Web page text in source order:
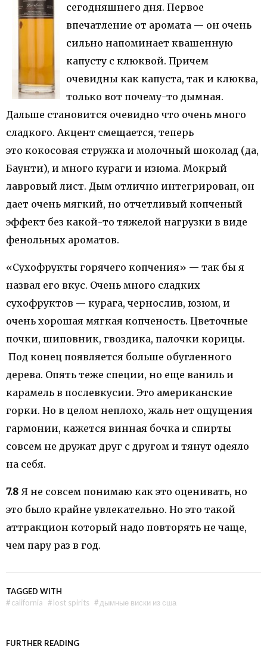
сегодняшнего дня. Первое
впечатление от аромата — он очень
сильно напоминает квашенную
капусту с клюквой. Причем
очевидны как капуста, так и клюква,
только вот почему-то дымная.
Дальше становится очевидно что очень много
сладкого. Акцент смещается, теперь
это кокосовая стружка и молочный шоколад (да,
Баунти), и много кураги и изюма. Мокрый
лавровый лист. Дым отлично интегрирован, он
дает очень мягкий, но отчетливый копченый
эффект без какой-то тяжелой нагрузки в виде
фенольных ароматов.
«Сухофрукты горячего копчения» — так бы я
назвал его вкус. Очень много сладких
сухофруктов — курага, чернослив, юзюм, и
очень хорошая мягкая копченость. Цветочные
почки, шиповник, гвоздика, палочки корицы.
Под конец появляется больше обугленного
дерева. Опять теже специи, но еще ваниль и
карамель в послевкусии. Это американские
горки. Но в целом неплохо, жаль нет ощущения
гармонии, кажется винная бочка и спирты
совсем не дружат друг с другом и тянут одеяло
на себя.
7.8 Я не совсем понимаю как это оценивать, но
это было крайне увлекательно. Но это такой
аттракцион который надо повторять не чаще,
чем пару раз в год.
TAGGED WITH
#california #lost spirits #дымные виски из сша
FURTHER READING